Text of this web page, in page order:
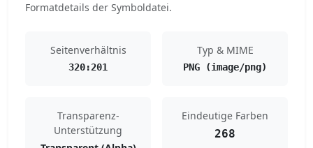
Formatdetails der Symboldatei.
Seitenverhältnis
320:201
Typ & MIME
PNG (image/png)
Transparenz-
Unterstützung
Eindeutige Farben
268